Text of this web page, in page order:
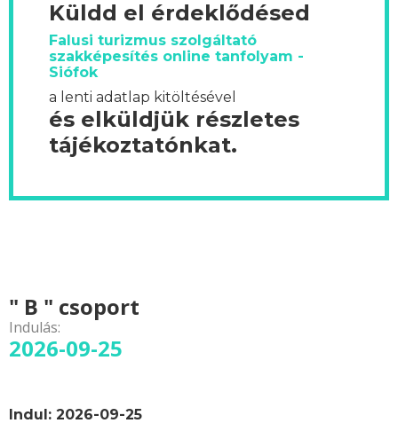
Küldd el érdeklődésed
Falusi turizmus szolgáltató
szakképesítés online tanfolyam -
Siófok
a lenti adatlap kitöltésével
és elküldjük részletes
tájékoztatónkat.
" B " csoport
Indulás:
2026-09-25
Indul: 2026-09-25